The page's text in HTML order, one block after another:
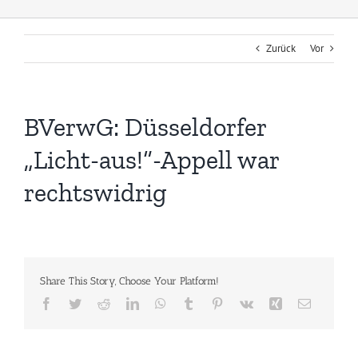
Zurück Vor
BVerwG: Düsseldorfer
„Licht-aus!“-Appell war
rechtswidrig
Share This Story, Choose Your Platform!
Facebook
TwitterRedditLinkedInWhatsApp
Tumblr Pinterest
Vk Xing E-